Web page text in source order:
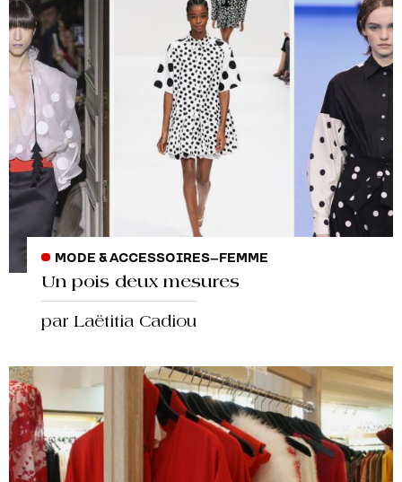
MODE & ACCESSOIRES–FEMME
Un pois deux mesures
par Laëtitia Cadiou